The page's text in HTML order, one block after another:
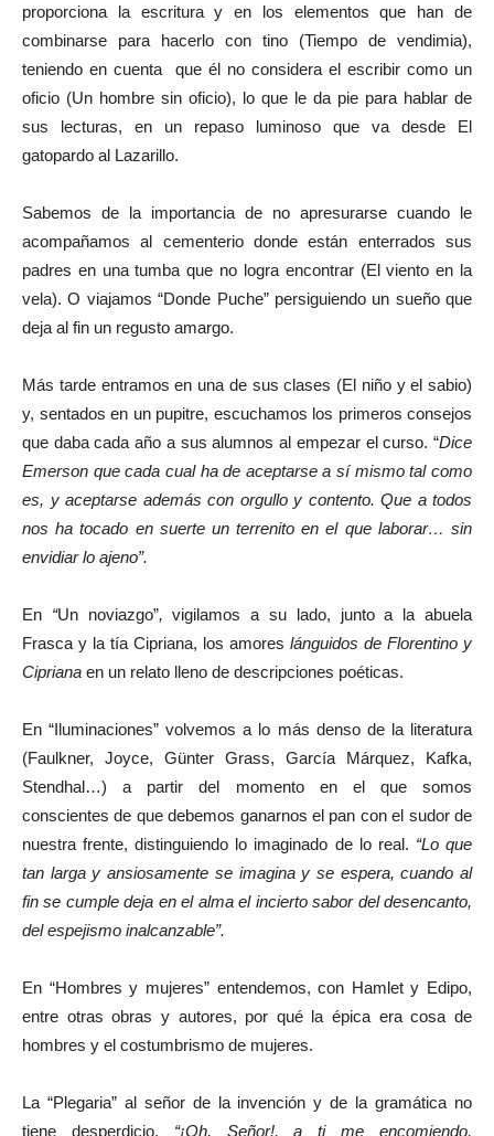
proporciona la escritura y en los elementos que han de
combinarse para hacerlo con tino (Tiempo de vendimia),
teniendo en cuenta que él no considera el escribir como un
oficio (Un hombre sin oficio), lo que le da pie para hablar de
sus lecturas, en un repaso luminoso que va desde El
gatopardo al Lazarillo.
Sabemos de la importancia de no apresurarse cuando le
acompañamos al cementerio donde están enterrados sus
padres en una tumba que no logra encontrar (El viento en la
vela). O viajamos “Donde Puche” persiguiendo un sueño que
deja al fin un regusto amargo.
Más tarde entramos en una de sus clases (El niño y el sabio)
y, sentados en un pupitre, escuchamos los primeros consejos
que daba cada año a sus alumnos al empezar el curso. “Dice
Emerson que cada cual ha de aceptarse a sí mismo tal como
es, y aceptarse además con orgullo y contento. Que a todos
nos ha tocado en suerte un terrenito en el que laborar… sin
envidiar lo ajeno”.
En “Un noviazgo”,vigilamos a su lado, junto a la abuela
Frasca y la tía Cipriana, los amores lánguidos de Florentino y
Cipriana en un relato lleno de descripciones poéticas.
En “Iluminaciones” volvemos a lo más denso de la literatura
(Faulkner, Joyce, Günter Grass, García Márquez, Kafka,
Stendhal…) a partir del momento en el que somos
conscientes de que debemos ganarnos el pan con el sudor de
nuestra frente, distinguiendo lo imaginado de lo real. “Lo que
tan larga y ansiosamente se imagina y se espera, cuando al
fin se cumple deja en el alma el incierto sabor del desencanto,
del espejismo inalcanzable”.
En “Hombres y mujeres” entendemos, con Hamlet y Edipo,
entre otras obras y autores, por qué la épica era cosa de
hombres y el costumbrismo de mujeres.
La “Plegaria” al señor de la invención y de la gramática no
tiene desperdicio. “¡Oh, Señor!, a ti me encomiendo,